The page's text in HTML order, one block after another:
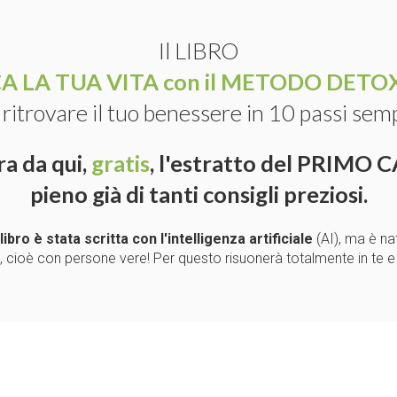
Il LIBRO
LA TUA VITA con il METODO
il tuo benessere in 10 passi
da qui, gratis, l'estratto del PRIMO
pieno già di tanti consigli preziosi.
è stata scritta con l'intelligenza artificiale (AI), ma è
cioè con persone vere! Per questo risuonerà totalmente in te